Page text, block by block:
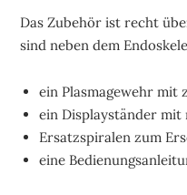
Das Zubehör ist recht
sind neben dem
ein Plasmagewehr mit
ein Displayständer mit
Ersatzspiralen zum
eine